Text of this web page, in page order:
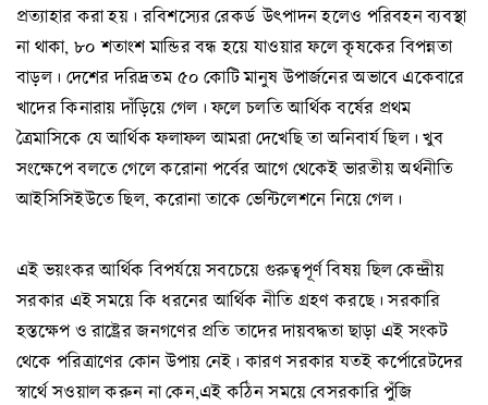
প্রত্যাহার করা হয়। রবিশস্যের রেকর্ড উৎপাদন হলেও পরিবহন ব্যবস্থা
না থাকা, ৮০ শতাংশ মান্ডির বন্ধ হয়ে যাওয়ার ফলে কৃষকের বিপন্নতা
বাড়ল। দেশের দরিদ্রতম ৫০ কোটি মানুষ উপার্জনের অভাবে একেবারে
খাদের কিনারায় দাঁড়িয়ে গেল। ফলে চলতি আর্থিক বর্ষের প্রথম
ত্রৈমাসিকে যে আর্থিক ফলাফল আমরা দেখেছি তা অনিবার্য ছিল। খুব
সংক্ষেপে বলতে গেলে করোনা পর্বের আগে থেকেই ভারতীয় অর্থনীতি
আইসিসিইউতে ছিল, করোনা তাকে ভেন্টিলেশনে নিয়ে গেল।
এই ভয়ংকর আর্থিক বিপর্যয়ে সবচেয়ে গুরুত্বপূর্ণ বিষয় ছিল কেন্দ্রীয়
সরকার এই সময়ে কি ধরনের আর্থিক নীতি গ্রহণ করছে। সরকারি
হস্তক্ষেপ ও রাষ্ট্রের জনগণের প্রতি তাদের দায়বদ্ধতা ছাড়া এই সংকট
থেকে পরিত্রাণের কোন উপায় নেই। কারণ সরকার যতই কর্পোরেটদের
স্বার্থে সওয়াল করুন না কেন,এই কঠিন সময়ে বেসরকারি পুঁজি